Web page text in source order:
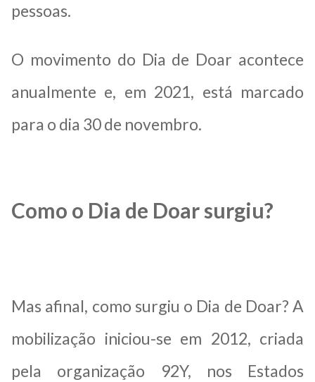
pessoas.
O movimento do Dia de Doar acontece
anualmente e, em 2021, está marcado
para o dia 30 de novembro.
Como o Dia de Doar surgiu?
Mas afinal, como surgiu o Dia de Doar? A
mobilização iniciou-se em 2012, criada
pela organização 92Y, nos Estados